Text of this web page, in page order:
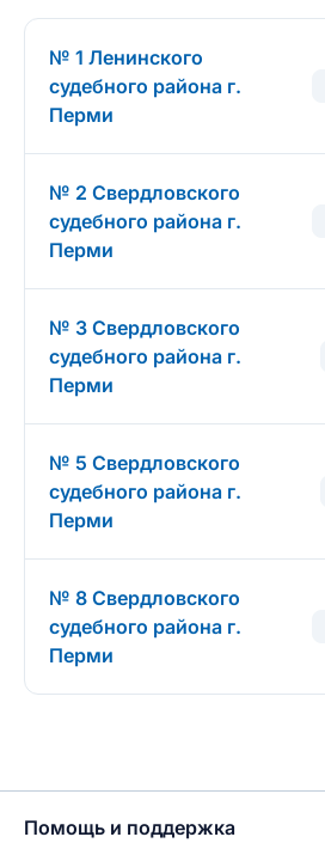
№ 1 Ленинского
судебного района г.
Перми
№ 2 Свердловского
судебного района г.
Перми
№ 3 Свердловского
судебного района г.
Перми
№ 5 Свердловского
судебного района г.
Перми
№ 8 Свердловского
судебного района г.
Перми
Помощь и поддержка